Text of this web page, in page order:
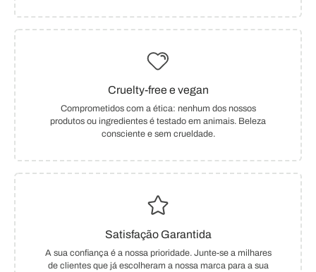
Cruelty-free e vegan
Comprometidos com a ética: nenhum dos nossos
produtos ou ingredientes é testado em animais. Beleza
consciente e sem crueldade.
Satisfação Garantida
A sua confiança é a nossa prioridade. Junte-se a milhares
de clientes que já escolheram a nossa marca para a sua